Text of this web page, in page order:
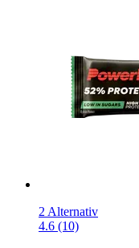
2 Alternativ
4.6 (10)